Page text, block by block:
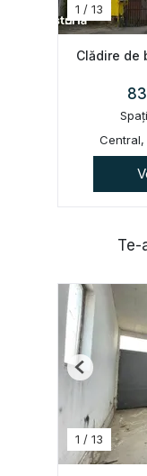
1 / 13
Clădire de
Central,
Te-
1 / 13
Previous